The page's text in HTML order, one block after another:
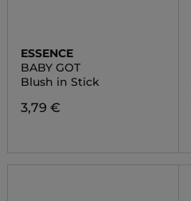
ESSENCE
BABY GOT
Blush in Stick
3,79 €